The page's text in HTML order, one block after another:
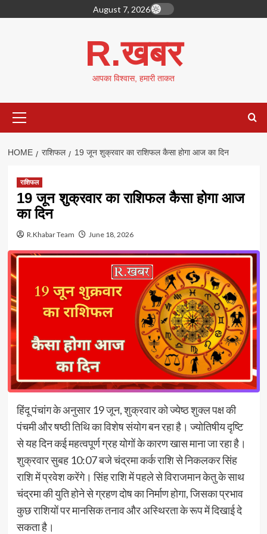
to
August 7, 2026
R.खबर
आपका विश्वास, हमारी ताकत
Menu
HOME राशिफल 19 जून शुक्रवार का राशिफल कैसा होगा आज का दिन
राशिफल
19 जून शुक्रवार का राशिफल कैसा होगा आज
का दिन
R.Khabar Team June 18, 2026
हिंदू पंचांग के अनुसार 19 जून, शुक्रवार को ज्येष्ठ शुक्ल पक्ष की
पंचमी और षष्ठी तिथि का विशेष संयोग बन रहा है। ज्योतिषीय दृष्टि
से यह दिन कई महत्वपूर्ण ग्रह योगों के कारण खास माना जा रहा है।
शुक्रवार सुबह 10:07 बजे चंद्रमा कर्क राशि से निकलकर सिंह
राशि में प्रवेश करेंगे। सिंह राशि में पहले से विराजमान केतु के साथ
चंद्रमा की युति होने से ग्रहण दोष का निर्माण होगा, जिसका प्रभाव
कुछ राशियों पर मानसिक तनाव और अस्थिरता के रूप में दिखाई दे
सकता है।